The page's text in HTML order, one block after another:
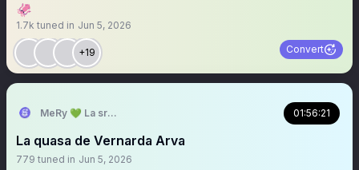
🦑
1.7k tuned in Jun 5, 2026
+19 Convert
MeRy 💚 La sra que ya no abre los espacios 01:56:21
La quasa de Vernarda Arva
779 tuned in Jun 5, 2026